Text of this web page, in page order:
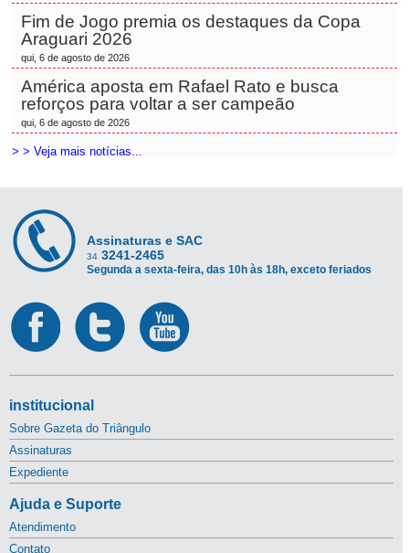
Fim de Jogo premia os destaques da Copa
Araguari 2026
qui, 6 de agosto de 2026
América aposta em Rafael Rato e busca
reforços para voltar a ser campeão
qui, 6 de agosto de 2026
> > Veja mais notícias...
Assinaturas e SAC
34 3241-2465
Segunda a sexta-feira, das 10h às 18h, exceto feriados
institucional
Sobre Gazeta do Triângulo
Assinaturas
Expediente
Ajuda e Suporte
Atendimento
Contato